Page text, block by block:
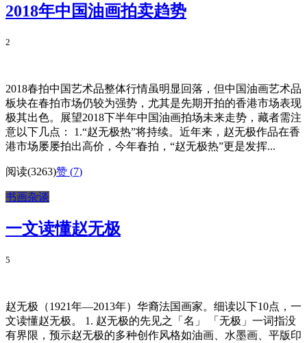
2018年中国油画拍卖趋势
2
2018春拍中国艺术品整体行情虽明显回落，但中国油画艺术品
板块在春拍市场仍较为强势，尤其是先期开拍的香港市场表现
极其出色。展望2018下半年中国油画拍场未来走势，藏者需注
意以下几点： 1.“赵无极热”将持续。近年来，赵无极作品在香
港市场屡屡拍出高价，今年春拍，“赵无极热”更是发挥...
阅读(3263)赞 (7)
书画杂谈
一文读懂赵无极
5
赵无极（1921年—2013年）华裔法国画家。细读以下10点，一
文读懂赵无极。 1. 赵无极的先见之「名」 「无极」一词指没
有界限，预示赵无极的多种创作风格如油画、水墨画、平版印